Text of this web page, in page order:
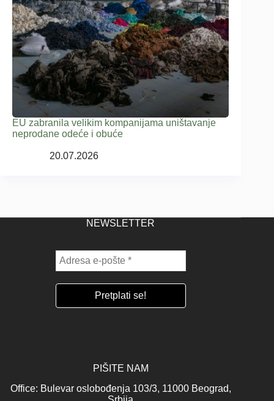
EU zabranila velikim kompanijama uništavanje
neprodane odeće i obuće
20.07.2026
NEWSLETTER
PIŠITE NAM
Office: Bulevar oslobođenja 103/3, 11000 Beograd,